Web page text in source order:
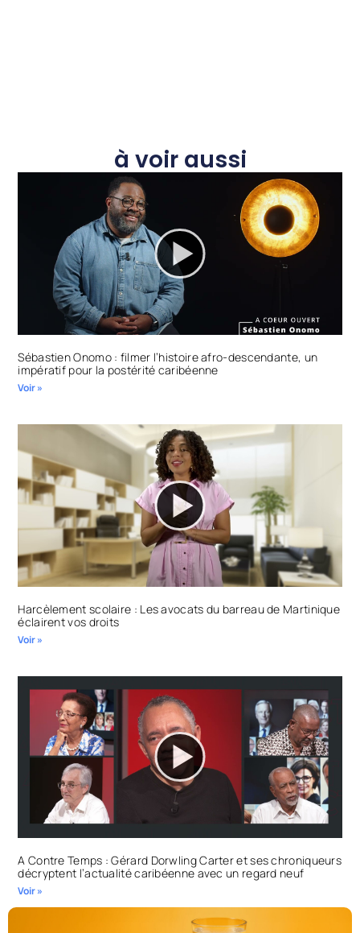
à voir aussi
Sébastien Onomo : filmer l’histoire afro-descendante, un
impératif pour la postérité caribéenne
Voir »
Harcèlement scolaire : Les avocats du barreau de Martinique
éclairent vos droits
Voir »
A Contre Temps : Gérard Dorwling Carter et ses chroniqueurs
décryptent l’actualité caribéenne avec un regard neuf
Voir »